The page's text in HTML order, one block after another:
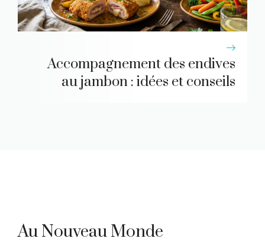
Accompagnement des endives
au jambon : idées et conseils
Au Nouveau Monde